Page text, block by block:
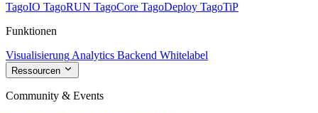
TagoIO TagoRUN TagoCore TagoDeploy TagoTiP
Funktionen
Visualisierung Analytics Backend Whitelabel
Ressourcen
Community & Events